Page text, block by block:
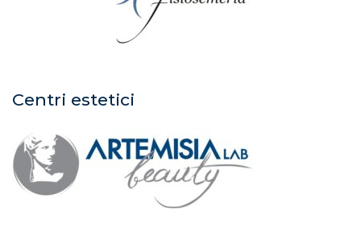
Centri estetici